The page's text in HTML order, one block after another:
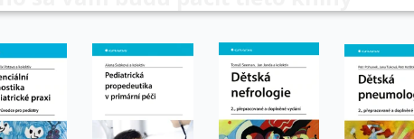
ANALYTICKÉ MARKETINGOVÉ FUNKČNÉ
Potrebné Analytické Marketingové Funkčné Nezaradené súbory
ako je prihlásenie používateľa a správa účtu. Bez nevyhnutných súborov cookie